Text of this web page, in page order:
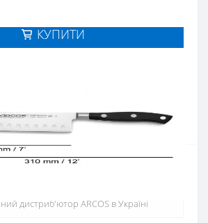
КУПИТИ
Купити
дистриб'ютор ARCOS в Україні